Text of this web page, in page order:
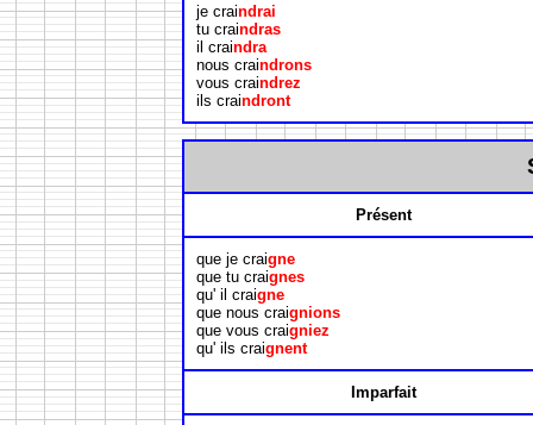
je craindrai
tu craindras
il craindra
nous craindrons
vous craindrez
ils craindront
Présent
que je craigne
que tu craignes
qu' il craigne
que nous craignions
que vous craigniez
qu' ils craignent
Imparfait